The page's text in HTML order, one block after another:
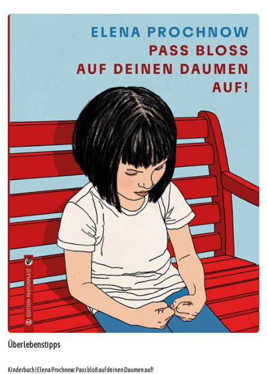
Überlebenstipps
Kinderbuch | Elena Prochnow: Pass bloß auf deinen Daumen auf!